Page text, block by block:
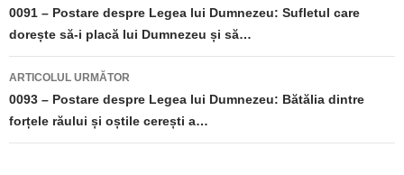
în
articole
0091 – Postare despre Legea lui Dumnezeu: Sufletul care
dorește să-i placă lui Dumnezeu și să…
ARTICOLUL URMĂTOR
0093 – Postare despre Legea lui Dumnezeu: Bătălia dintre
forțele răului și oștile cerești a…